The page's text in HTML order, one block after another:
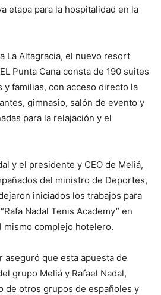
etapa para la hospitalidad en la
La Altagracia, el nuevo resort
Punta Cana consta de 190 suites
y familias, con acceso directo la
gimnasio, salón de evento y
para la relajación y el
y el presidente y CEO de Meliá,
del ministro de Deportes,
iniciados los trabajos para
Nadal Tenis Academy” en
mismo complejo hotelero.
aseguró que esta apuesta de
grupo Meliá y Rafael Nadal,
de otros grupos de españoles y